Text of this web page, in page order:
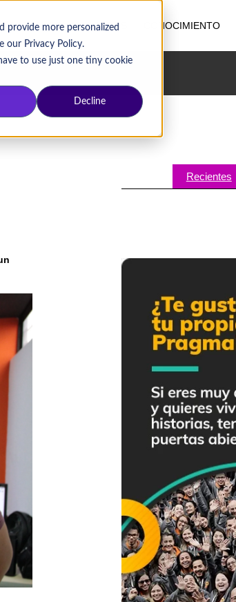
provide more personalized
our Privacy Policy.
to use just one tiny cookie
Decline
TRABAJA CON NOSOTROS CONOCIMIENTO
Recientes